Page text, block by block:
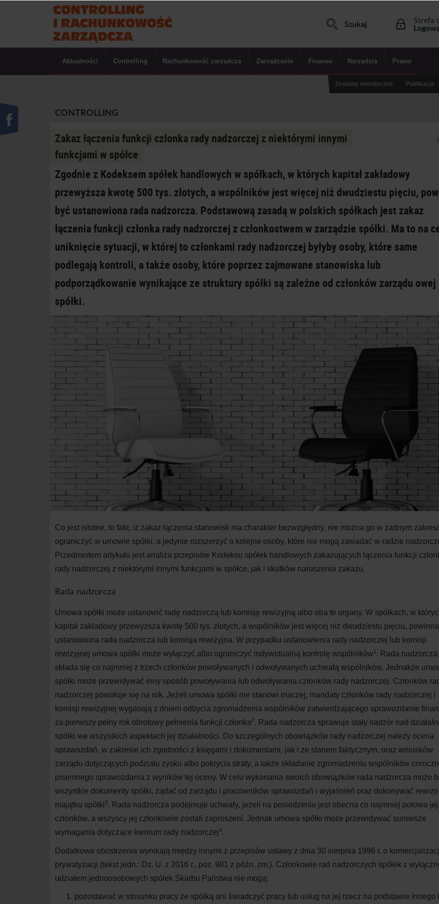
Szukaj Strefa
Aktualności Controlling Rachunkowość zarządcza Zarządzanie Finanse Narzędzia Prawo
Zestawy tematyczne Publikacje
CONTROLLING
Zakaz łączenia funkcji członka rady nadzorczej z niektórymi innymi
funkcjami w spółce
Zgodnie z Kodeksem spółek handlowych w spółkach, w których kapitał zakładowy
przewyższa kwotę 500 tys. złotych, a wspólników jest więcej niż dwudziestu pięciu,
być ustanowiona rada nadzorcza. Podstawową zasadą w polskich spółkach jest zakaz
łączenia funkcji członka rady nadzorczej z członkostwem w zarządzie spółki. Ma to na
uniknięcie sytuacji, w której to członkami rady nadzorczej byłyby osoby, które same
podlegają kontroli, a także osoby, które poprzez zajmowane stanowiska lub
podporządkowanie wynikające ze struktury spółki są zależne od członków zarządu owej
spółki.
Co jest istotne, to fakt, iż zakaz łączenia stanowisk ma charakter bezwzględny, nie można go w żadnym
ograniczyć w umowie spółki, a jedynie rozszerzyć o kolejne osoby, które nie mogą zasiadać w radzie
Przedmiotem artykułu jest analiza przepisów Kodeksu spółek handlowych zakazujących łączenia funkcji
rady nadzorczej z niektórymi innymi funkcjami w spółce, jak i skutków naruszenia zakazu.
Rada nadzorcza
Umowa spółki może ustanowić radę nadzorczą lub komisję rewizyjną albo oba te organy. W spółkach, w
kapitał zakładowy przewyższa kwotę 500 tys. złotych, a wspólników jest więcej niż dwudziestu pięciu,
ustanowiona rada nadzorcza lub komisja rewizyjna. W przypadku ustanowienia rady nadzorczej lub komisji
rewizyjnej umowa spółki może wyłączyć albo ograniczyć indywidualną kontrolę wspólników1. Rada nadzorcza
składa się co najmniej z trzech członków powoływanych i odwoływanych uchwałą wspólników. Jednakże
spółki może przewidywać inny sposób powoływania lub odwoływania członków rady nadzorczej. Członków
nadzorczej powołuje się na rok. Jeżeli umowa spółki nie stanowi inaczej, mandaty członków rady nadzorczej i
komisji rewizyjnej wygasają z dniem odbycia zgromadzenia wspólników zatwierdzającego sprawozdanie
za pierwszy pełny rok obrotowy pełnienia funkcji członka2. Rada nadzorcza sprawuje stały nadzór nad
spółki we wszystkich aspektach jej działalności. Do szczególnych obowiązków rady nadzorczej należy ocena
sprawozdań, w zakresie ich zgodności z księgami i dokumentami, jak i ze stanem faktycznym, oraz wniosków
zarządu dotyczących podziału zysku albo pokrycia straty, a także składanie zgromadzeniu wspólników
pisemnego sprawozdania z wyników tej oceny. W celu wykonania swoich obowiązków rada nadzorcza może
wszystkie dokumenty spółki, żądać od zarządu i pracowników sprawozdań i wyjaśnień oraz dokonywać
majątku spółki3. Rada nadzorcza podejmuje uchwały, jeżeli na posiedzeniu jest obecna co najmniej połowa jej
członków, a wszyscy jej członkowie zostali zaproszeni. Jednak umowa spółki może przewidywać surowsze
wymagania dotyczące kworum rady nadzorczej4.
Dodatkowe obostrzenia wynikają między innymi z przepisów ustawy z dnia 30 sierpnia 1996 r. o
prywatyzacji (tekst jedn.: Dz. U. z 2016 r., poz. 981 z późn. zm.). Członkowie rad nadzorczych spółek z
udziałem jednoosobowych spółek Skarbu Państwa nie mogą:
pozostawać w stosunku pracy ze spółką ani świadczyć pracy lub usług na jej rzecz na podstawie innego